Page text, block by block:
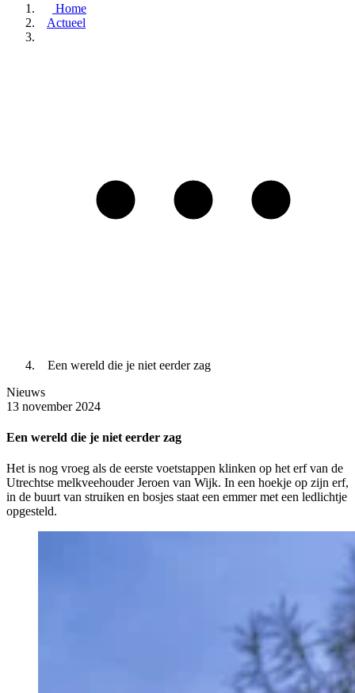
Home
Actueel
Een wereld die je niet eerder zag
Nieuws
13 november 2024
Een wereld die je niet eerder zag
Het is nog vroeg als de eerste voetstappen klinken op het erf van de
Utrechtse melkveehouder Jeroen van Wijk. In een hoekje op zijn erf,
in de buurt van struiken en bosjes staat een emmer met een led­lichtje
opgesteld.